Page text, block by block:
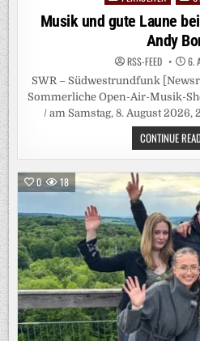
in
Musik und gute Laune
Andy
RSS-FEED 6.
SWR – Südwestrundfunk
Sommerliche Open-Air-Musik-
/ am Samstag, 8. August 2026,
CONTINUE
0 18